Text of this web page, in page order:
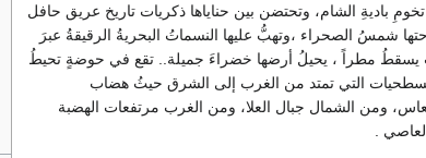
تخومِ باديةِ الشام، وتحتضن بين حناياها ذكريات تاريخ عريق حافل
شمسُ الصحراء ،وتهبُّ عليها النسماتُ البحريةُ الرقيقةُ عبرَ
يسقطُ مطراً ، يحيلُ أرضها خضراءَ جميلة.. تقع في حوضةٍ تحيطُ
التي تمتد من الغرب إلى الشرق حيثُ هضاب
ومن الشمال جبال العلا، ومن الغرب مرتفعات الهضبة
.